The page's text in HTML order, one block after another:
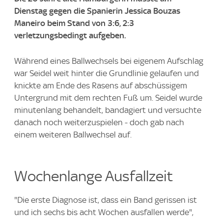
Dienstag gegen die Spanierin Jessica Bouzas
Maneiro beim Stand von 3:6, 2:3
verletzungsbedingt aufgeben.
Während eines Ballwechsels bei eigenem Aufschlag
war Seidel weit hinter die Grundlinie gelaufen und
knickte am Ende des Rasens auf abschüssigem
Untergrund mit dem rechten Fuß um. Seidel wurde
minutenlang behandelt, bandagiert und versuchte
danach noch weiterzuspielen - doch gab nach
einem weiteren Ballwechsel auf.
Wochenlange Ausfallzeit
"Die erste Diagnose ist, dass ein Band gerissen ist
und ich sechs bis acht Wochen ausfallen werde",